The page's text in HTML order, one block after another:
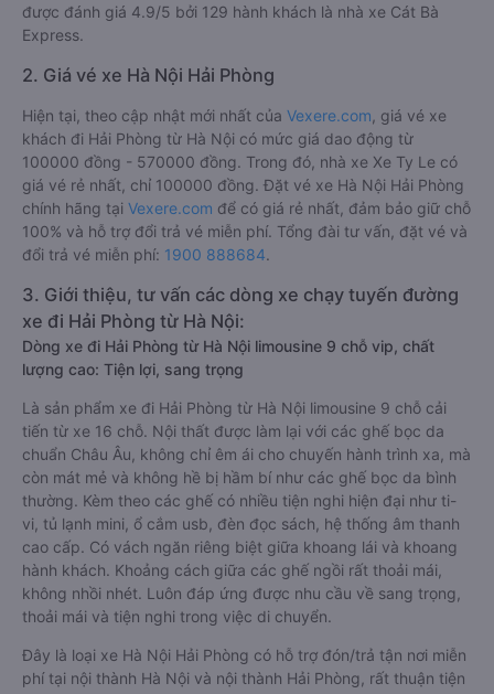
được đánh giá 4.9/5 bởi 129 hành khách là nhà xe Cát Bà
Express.
2. Giá vé xe Hà Nội Hải Phòng
Hiện tại, theo cập nhật mới nhất của Vexere.com , giá vé xe
khách đi Hải Phòng từ Hà Nội có mức giá dao động từ
100000 đồng - 570000 đồng. Trong đó, nhà xe Xe Ty Le có
giá vé rẻ nhất, chỉ 100000 đồng. Đặt vé xe Hà Nội Hải Phòng
chính hãng tại Vexere.com để có giá rẻ nhất, đảm bảo giữ chỗ
100% và hỗ trợ đổi trả vé miễn phí. Tổng đài tư vấn, đặt vé và
đổi trả vé miễn phí: 1900 888684.
3. Giới thiệu, tư vấn các dòng xe chạy tuyến đường
xe đi Hải Phòng từ Hà Nội:
Dòng xe đi Hải Phòng từ Hà Nội limousine 9 chỗ vip, chất
lượng cao: Tiện lợi, sang trọng
Là sản phẩm xe đi Hải Phòng từ Hà Nội limousine 9 chỗ cải
tiến từ xe 16 chỗ. Nội thất được làm lại với các ghế bọc da
chuẩn Châu Âu, không chỉ êm ái cho chuyến hành trình xa, mà
còn mát mẻ và không hề bị hầm bí như các ghế bọc da bình
thường. Kèm theo các ghế có nhiều tiện nghi hiện đại như ti-
vi, tủ lạnh mini, ổ cắm usb, đèn đọc sách, hệ thống âm thanh
cao cấp. Có vách ngăn riêng biệt giữa khoang lái và khoang
hành khách. Khoảng cách giữa các ghế ngồi rất thoải mái,
không nhồi nhét. Luôn đáp ứng được nhu cầu về sang trọng,
thoải mái và tiện nghi trong việc di chuyển.
Đây là loại xe Hà Nội Hải Phòng có hỗ trợ đón/trả tận nơi miễn
phí tại nội thành Hà Nội và nội thành Hải Phòng, rất thuận tiện